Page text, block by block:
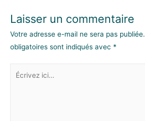
Laisser un commentaire
Votre adresse e-mail ne sera pas publiée.
obligatoires sont indiqués avec *